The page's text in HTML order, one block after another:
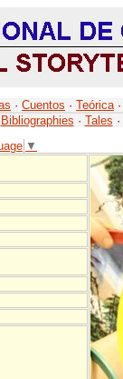
· Cuentos · Teórica ·
Bibliographies · Tales ·
▼